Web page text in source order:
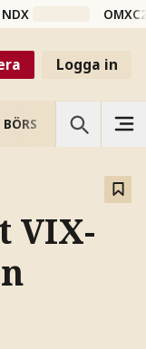
NDX
Logga in
BÖRS VETENSKAP
VIX-